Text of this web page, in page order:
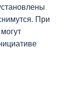
При